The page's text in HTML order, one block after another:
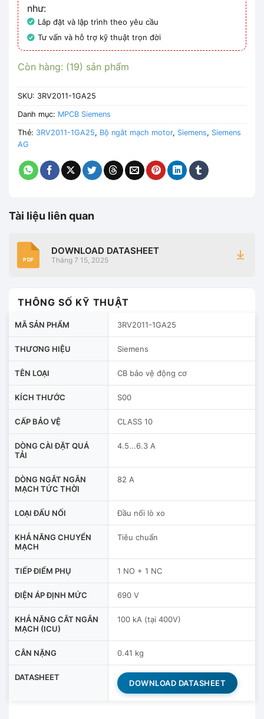
như:
Lắp đặt và lập trình theo yêu cầu
Tư vấn và hỗ trợ kỹ thuật trọn đời
Còn hàng: (19) sản phẩm
SKU: 3RV2011-1GA25
Danh mục: MPCB Siemens
Thẻ: 3RV2011-1GA25, Bộ ngắt mạch motor, Siemens, Siemens
AG
Tài liệu liên quan
PDF
DOWNLOAD DATASHEET
Tháng 7 15, 2025
THÔNG SỐ KỸ THUẬT
MÃ SẢN PHẨM 3RV2011-1GA25
THƯƠNG HIỆU Siemens
TÊN LOẠI CB bảo vệ động cơ
KÍCH THƯỚC S00
CẤP BẢO VỆ CLASS 10
DÒNG CÀI ĐẶT QUÁ
TẢI
4.5...6.3 A
DÒNG NGẮT NGẮN
MẠCH TỨC THỜI
82 A
LOẠI ĐẤU NỐI Đầu nối lò xo
KHẢ NĂNG CHUYỂN
MẠCH
Tiêu chuẩn
TIẾP ĐIỂM PHỤ 1 NO + 1 NC
ĐIỆN ÁP ĐỊNH MỨC 690 V
KHẢ NĂNG CẮT NGẮN
MẠCH (ICU)
100 kA (tại 400V)
CÂN NẶNG 0.41 kg
DATASHEET
DOWNLOAD DATASHEET